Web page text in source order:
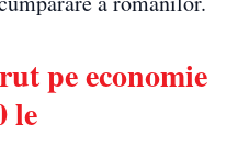
pe economie
le